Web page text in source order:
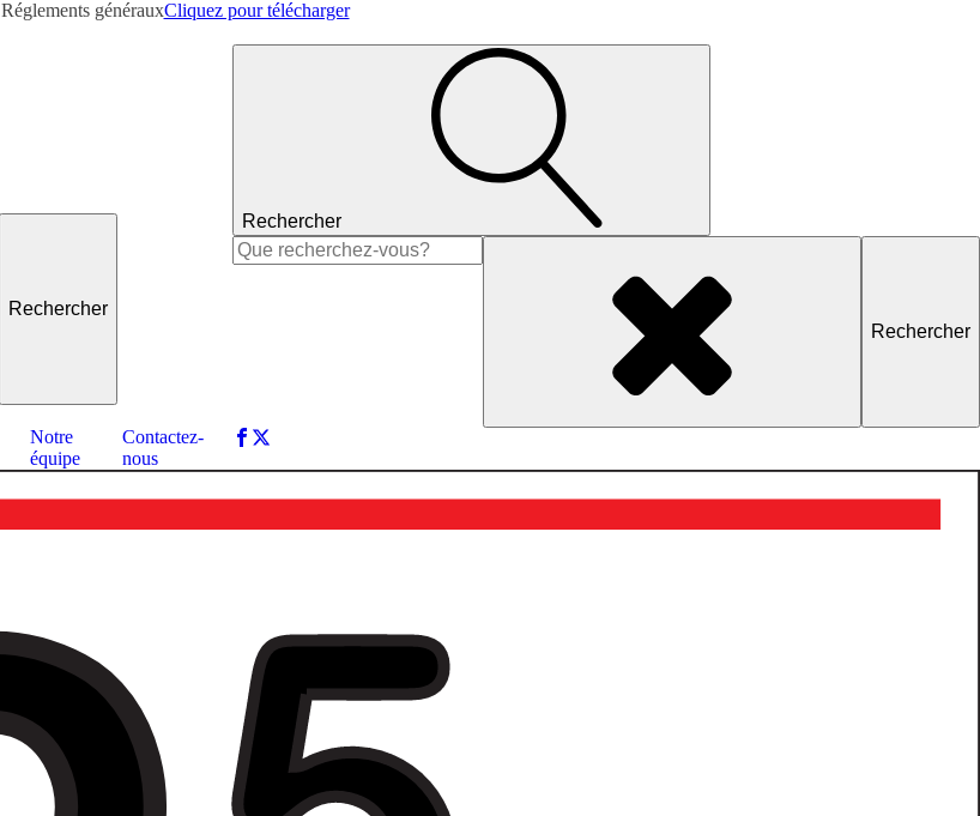
Réglements générauxCliquez pour télécharger
Notre
équipe
Contactez-
nous
Rechercher
Rechercher :